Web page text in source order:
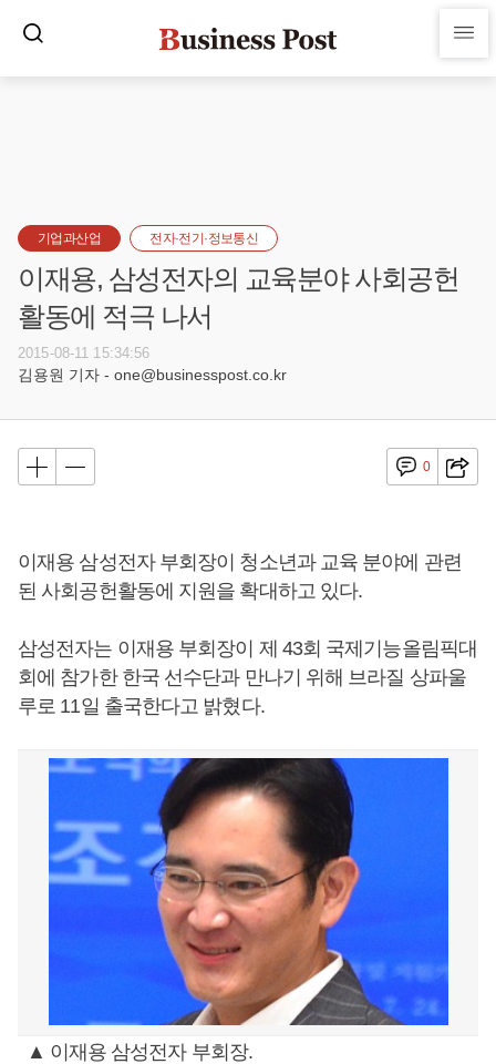
기업과산업 전자·전기·정보통신
이재용, 삼성전자의 교육분야 사회공헌
활동에 적극 나서
2015-08-11 15:34:56
김용원 기자 - one@businesspost.co.kr
0
이재용 삼성전자 부회장이 청소년과 교육 분야에 관련
된 사회공헌활동에 지원을 확대하고 있다.
삼성전자는 이재용 부회장이 제 43회 국제기능올림픽대
회에 참가한 한국 선수단과 만나기 위해 브라질 상파울
루로 11일 출국한다고 밝혔다.
▲ 이재용 삼성전자 부회장.